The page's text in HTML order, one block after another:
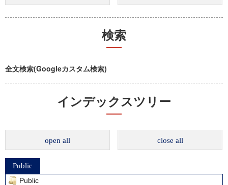
検索
全文検索(Googleカスタム検索)
インデックスツリー
open all close all
Public
Public